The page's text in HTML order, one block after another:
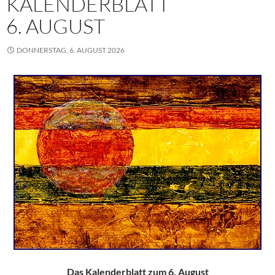
6. AUGUST
DONNERSTAG, 6. AUGUST 2026
Das Kalenderblatt zum 6. August